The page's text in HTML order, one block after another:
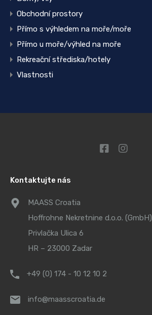
Obchodní prostory
Přímo s výhledem na moře/moře
Přímo u moře/výhled na moře
Rekreační střediska/hotely
Vlastnosti
Kontaktujte nás
MAASS Croatia
Hoffrohne Nekretnine d.o.o. (GmbH)
Privlačka Ulica 6
HR – 23000 Zadar
+49 (0) 174 - 10 12 10 2
info@maasscroatia.de